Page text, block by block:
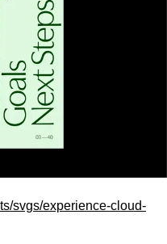
svgs/experience-cloud-